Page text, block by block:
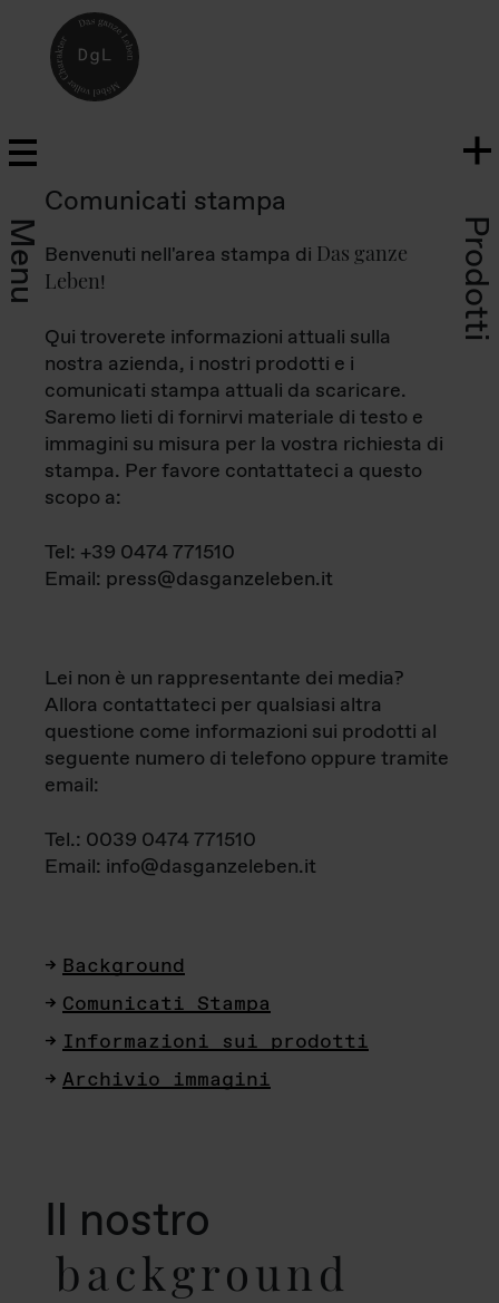
Menu Prodotti
Comunicati stampa
Benvenuti nell'area stampa di Das ganze
Leben!
Qui troverete informazioni attuali sulla
nostra azienda, i nostri prodotti e i
comunicati stampa attuali da scaricare.
Saremo lieti di fornirvi materiale di testo e
immagini su misura per la vostra richiesta di
stampa. Per favore contattateci a questo
scopo a:
Tel: +39 0474 771510
Email: press@dasganzeleben.it
Lei non è un rappresentante dei media?
Allora contattateci per qualsiasi altra
questione come informazioni sui prodotti al
seguente numero di telefono oppure tramite
email:
Tel.: 0039 0474 771510
Email: info@dasganzeleben.it
Background
Comunicati Stampa
Informazioni sui prodotti
Archivio immagini
Il nostro
background